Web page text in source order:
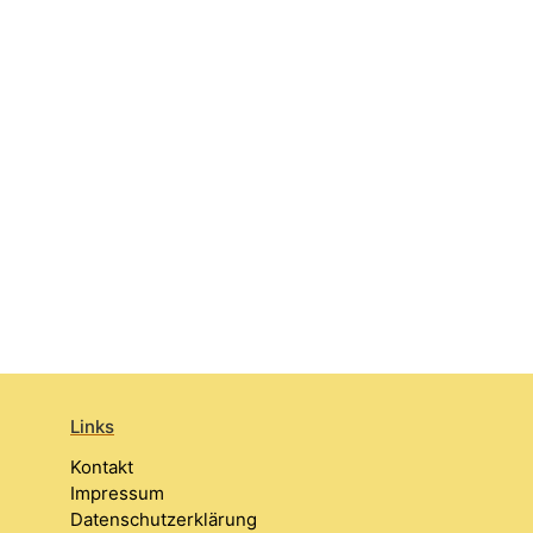
Links
Kontakt
Impressum
Datenschutzerklärung